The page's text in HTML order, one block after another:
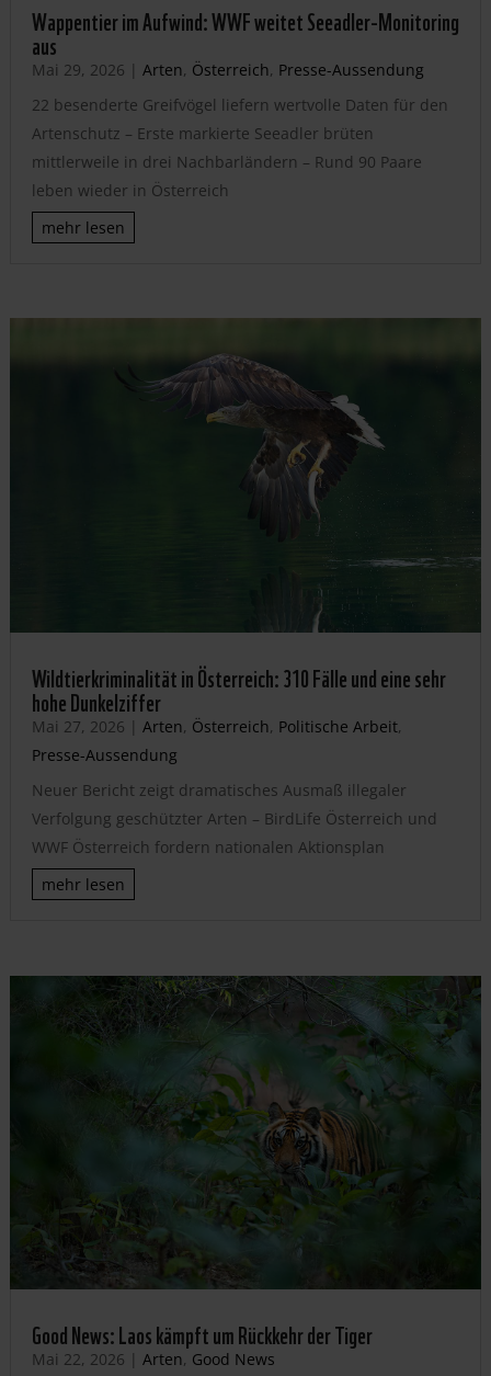
Wappentier im Aufwind: WWF weitet Seeadler-Monitoring
aus
Mai 29, 2026 | Arten, Österreich, Presse-Aussendung
22 besenderte Greifvögel liefern wertvolle Daten für den
Artenschutz – Erste markierte Seeadler brüten
mittlerweile in drei Nachbarländern – Rund 90 Paare
leben wieder in Österreich
mehr lesen
Wildtierkriminalität in Österreich: 310 Fälle und eine sehr
hohe Dunkelziffer
Mai 27, 2026 | Arten, Österreich, Politische Arbeit,
Presse-Aussendung
Neuer Bericht zeigt dramatisches Ausmaß illegaler
Verfolgung geschützter Arten – BirdLife Österreich und
WWF Österreich fordern nationalen Aktionsplan
mehr lesen
Good News: Laos kämpft um Rückkehr der Tiger
Mai 22, 2026 | Arten, Good News